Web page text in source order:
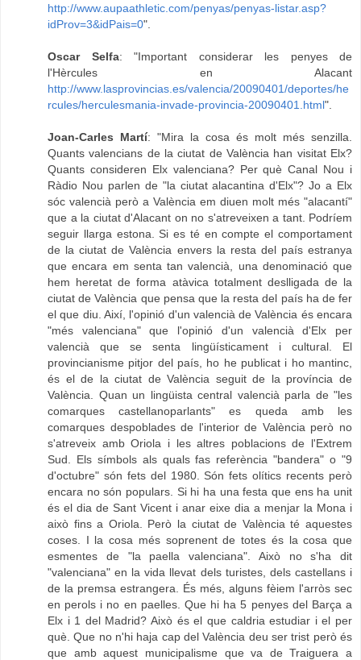
http://www.aupaathletic.com/penyas/penyas-listar.asp?
idProv=3&idPais=0".
Oscar Selfa: "Important considerar les penyes de
l'Hèrcules en Alacant
http://www.lasprovincias.es/valencia/20090401/deportes/he
rcules/herculesmania-invade-provincia-20090401.html".
Joan-Carles Martí: "Mira la cosa és molt més senzilla.
Quants valencians de la ciutat de València han visitat Elx?
Quants consideren Elx valenciana? Per què Canal Nou i
Ràdio Nou parlen de "la ciutat alacantina d'Elx"? Jo a Elx
sóc valencià però a València em diuen molt més "alacantí"
que a la ciutat d'Alacant on no s'atreveixen a tant. Podríem
seguir llarga estona. Si es té en compte el comportament
de la ciutat de València envers la resta del país estranya
que encara em senta tan valencià, una denominació que
hem heretat de forma atàvica totalment deslligada de la
ciutat de València que pensa que la resta del país ha de fer
el que diu. Així, l'opinió d'un valencià de València és encara
"més valenciana" que l'opinió d'un valencià d'Elx per
valencià que se senta lingüísticament i cultural. El
provincianisme pitjor del país, ho he publicat i ho mantinc,
és el de la ciutat de València seguit de la província de
València. Quan un lingüista central valencià parla de "les
comarques castellanoparlants" es queda amb les
comarques despoblades de l'interior de València però no
s'atreveix amb Oriola i les altres poblacions de l'Extrem
Sud. Els símbols als quals fas referència "bandera" o "9
d'octubre" són fets del 1980. Són fets olítics recents però
encara no són populars. Si hi ha una festa que ens ha unit
és el dia de Sant Vicent i anar eixe dia a menjar la Mona i
això fins a Oriola. Però la ciutat de València té aquestes
coses. I la cosa més soprenent de totes és la cosa que
esmentes de "la paella valenciana". Això no s'ha dit
"valenciana" en la vida llevat dels turistes, dels castellans i
de la premsa estrangera. És més, alguns fèiem l'arròs sec
en perols i no en paelles. Que hi ha 5 penyes del Barça a
Elx i 1 del Madrid? Això és el que caldria estudiar i el per
què. Que no n'hi haja cap del València deu ser trist però és
que amb aquest municipalisme que va de Traiguera a